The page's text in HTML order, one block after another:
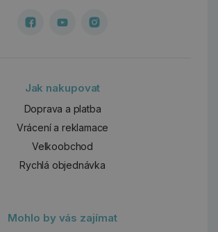
Jak nakupovat
Doprava a platba
Vrácení a reklamace
Velkoobchod
Rychlá objednávka
Mohlo by vás zajímat